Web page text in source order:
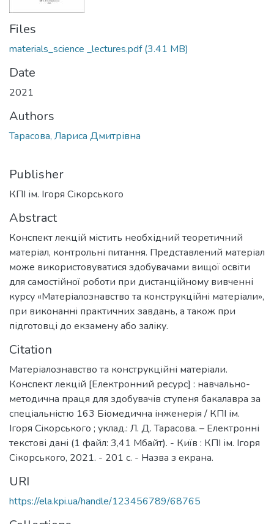
Files
materials_science _lectures.pdf(3.41 MB)
Date
2021
Authors
Тарасова, Лариса Дмитрівна
Publisher
КПІ ім. Ігоря Сікорського
Abstract
Конспект лекцій містить необхідний теоретичний
матеріал, контрольні питання. Представлений матеріал
може використовуватися здобувачами вищої освіти
для самостійної роботи при дистанційному вивченні
курсу «Матеріалознавство та конструкційні матеріали»,
при виконанні практичних завдань, а також при
підготовці до екзамену або заліку.
Citation
Матеріалознавство та конструкційні матеріали.
Конспект лекцій [Електронний ресурс] : навчально-
методична праця для здобувачів ступеня бакалавра за
спеціальністю 163 Біомедична інженерія / КПІ ім.
Ігоря Сікорського ; уклад.: Л. Д. Тарасова. – Електронні
текстові дані (1 файл: 3,41 Мбайт). - Київ : КПІ ім. Ігоря
Сікорського, 2021. - 201 с. - Назва з екрана.
URI
https://ela.kpi.ua/handle/123456789/68765